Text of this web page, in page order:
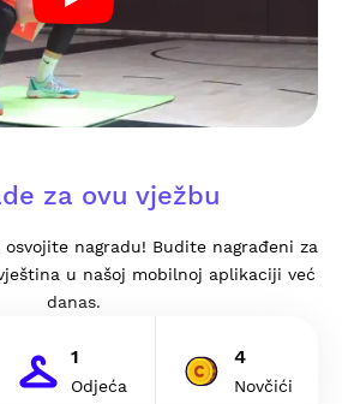
za ovu vježbu
nagradu! Budite nagrađeni za
u našoj mobilnoj aplikaciji već
danas.
1
Odjeća
4
Novčići